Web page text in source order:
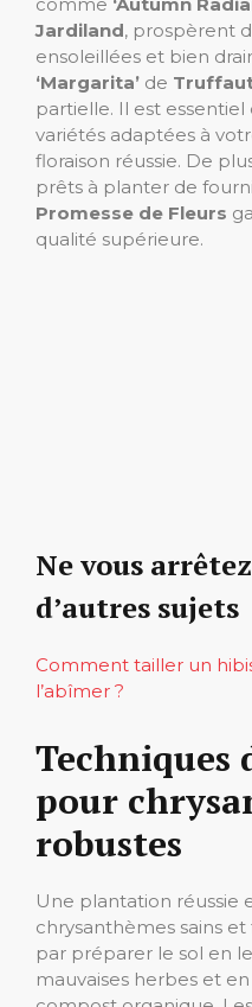
Jardiland, prospèrent
ensoleillées et bien
‘Margarita’ de
partielle. Il est
variétés adaptées à
floraison réussie. De
prêts à planter de
Promesse de Fleurs
qualité supérieure.
Ne vous
d’autres sujets
Comment tailler un
l’abîmer ?
Techniques
pour
robustes
Une plantation réussie
chrysanthèmes sains
par préparer le sol en
mauvaises herbes et